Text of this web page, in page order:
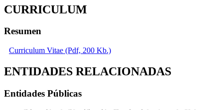
CURRICULUM
Resumen
Curriculum Vitae (Pdf, 200 Kb.)
ENTIDADES RELACIONADAS
Entidades Públicas